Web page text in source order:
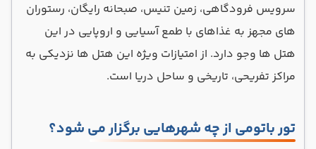
سرویس فرودگاهی، زمین تنیس، صبحانه رایگان، رستوران
های مجهز به غذاهای با طمع آسیایی و اروپایی در این
هتل ها وجو دارد. از امتیازات ویژه این هتل ها نزدیکی به
مراکز تفریحی، تاریخی و ساحل دریا است.
تور باتومی از چه شهرهایی برگزار می شود؟